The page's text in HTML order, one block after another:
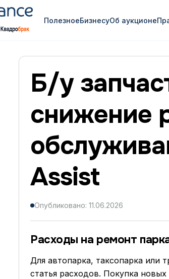
ПолезноеБизнесуОб аукционе
Б/у
снижение
Assist
Опубликовано: 11.06.2026
Расходы на ремонт
Для автопарка, таксопарка или
статья расходов. Покупка